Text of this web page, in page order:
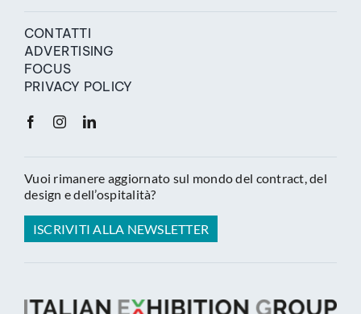
CONTATTI
ADVERTISING
FOCUS
PRIVACY POLICY
Vuoi rimanere aggiornato sul mondo del contract, del
design e dell’ospitalità?
ISCRIVITI ALLA NEWSLETTER